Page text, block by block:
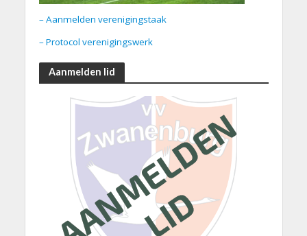
– Aanmelden verenigingstaak
– Protocol verenigingswerk
Aanmelden lid